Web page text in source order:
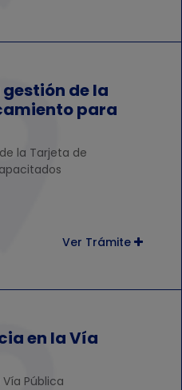
de la
para
la Tarjeta de
Ver Trámite
en la Vía
Pública